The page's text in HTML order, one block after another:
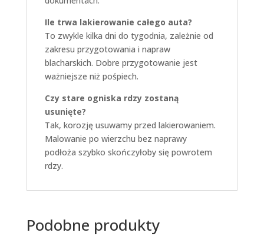
Ile trwa lakierowanie całego auta?
To zwykle kilka dni do tygodnia, zależnie od
zakresu przygotowania i napraw
blacharskich. Dobre przygotowanie jest
ważniejsze niż pośpiech.
Czy stare ogniska rdzy zostaną
usunięte?
Tak, korozję usuwamy przed lakierowaniem.
Malowanie po wierzchu bez naprawy
podłoża szybko skończyłoby się powrotem
rdzy.
Podobne produkty